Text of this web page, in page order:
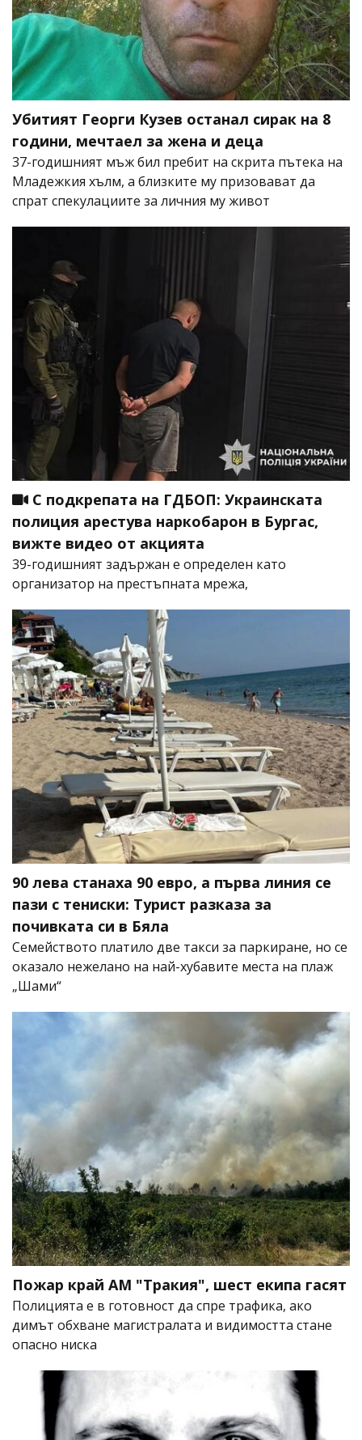
Убитият Георги Кузев останал сирак на 8
години, мечтаел за жена и деца
37-годишният мъж бил пребит на скрита пътека на
Младежкия хълм, а близките му призовават да
спрат спекулациите за личния му живот
С подкрепата на ГДБОП: Украинската
полиция арестува наркобарон в Бургас,
вижте видео от акцията
39-годишният задържан е определен като
организатор на престъпната мрежа,
90 лева станаха 90 евро, а първа линия се
пази с тениски: Турист разказа за
почивката си в Бяла
Семейството платило две такси за паркиране, но се
оказало нежелано на най-хубавите места на плаж
„Шами“
Пожар край АМ "Тракия", шест екипа гасят
Полицията е в готовност да спре трафика, ако
димът обхване магистралата и видимостта стане
опасно ниска